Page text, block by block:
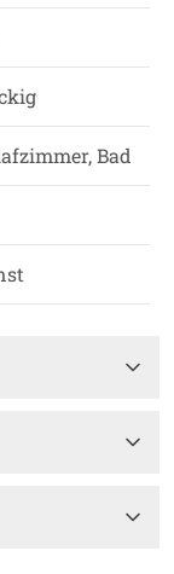
Bad